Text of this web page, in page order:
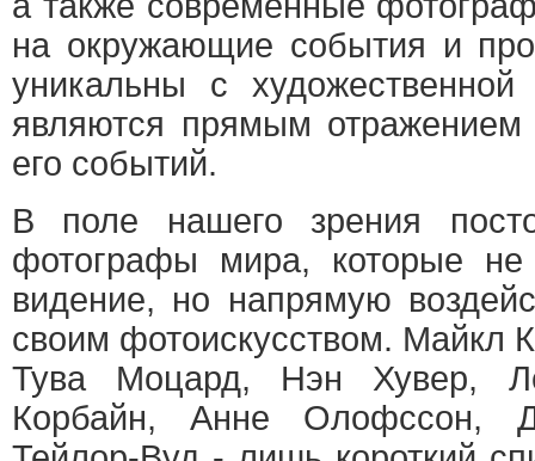
на окружающие события и
уникальны с
являются прямым отражением
его событий.
В поле нашего зрения
фотографы мира, которые
видение, но напрямую
своим фотоискусством. Майкл
Тува Моцард, Нэн Хувер,
Корбайн, Анне Олофссон,